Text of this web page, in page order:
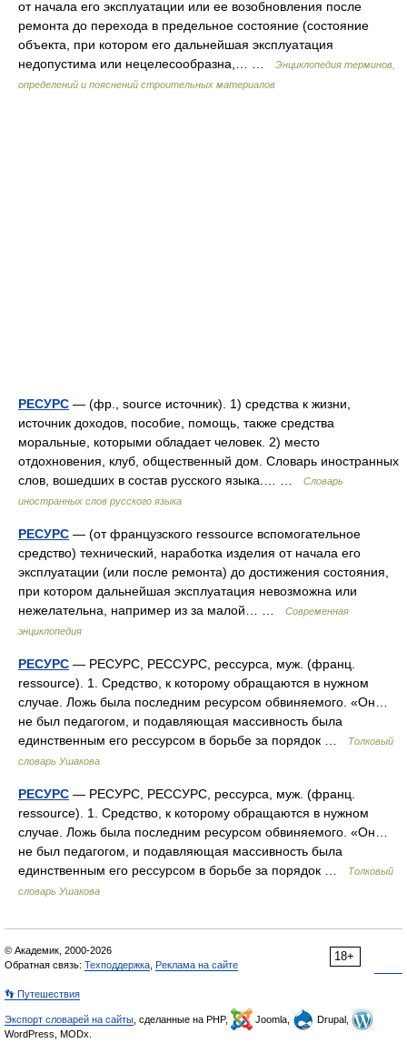
от начала его эксплуатации или ее возобновления после
ремонта до перехода в предельное состояние (состояние
объекта, при котором его дальнейшая эксплуатация
недопустима или нецелесообразна,… …
Энциклопедия терминов,
определений и пояснений строительных материалов
РЕСУРС — (фр., source источник). 1) средства к жизни,
источник доходов, пособие, помощь, также средства
моральные, которыми обладает человек. 2) место
отдохновения, клуб, общественный дом. Словарь иностранных
слов, вошедших в состав русского языка.… …
Словарь
иностранных слов русского языка
РЕСУРС — (от французского ressource вспомогательное
средство) технический, наработка изделия от начала его
эксплуатации (или после ремонта) до достижения состояния,
при котором дальнейшая эксплуатация невозможна или
нежелательна, например из за малой… …
Современная
энциклопедия
РЕСУРС — РЕСУРС, РЕССУРС, рессурса, муж. (франц.
ressource). 1. Средство, к которому обращаются в нужном
случае. Ложь была последним ресурсом обвиняемого. «Он…
не был педагогом, и подавляющая массивность была
единственным его рессурсом в борьбе за порядок …
Толковый
словарь Ушакова
РЕСУРС — РЕСУРС, РЕССУРС, рессурса, муж. (франц.
ressource). 1. Средство, к которому обращаются в нужном
случае. Ложь была последним ресурсом обвиняемого. «Он…
не был педагогом, и подавляющая массивность была
единственным его рессурсом в борьбе за порядок …
Толковый
словарь Ушакова
18+
© Академик, 2000-2026
Обратная связь: Техподдержка Реклама на сайте
👣 Путешествия
Экспорт словарей на сайты , сделанные на PHP, Joomla,
Drupal,
WordPress, MODx.